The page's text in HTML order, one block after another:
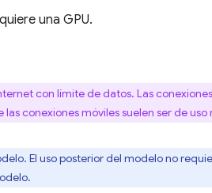
una GPU.
con límite de datos. Las
conexiones móviles suelen ser de uso
El uso posterior del modelo no